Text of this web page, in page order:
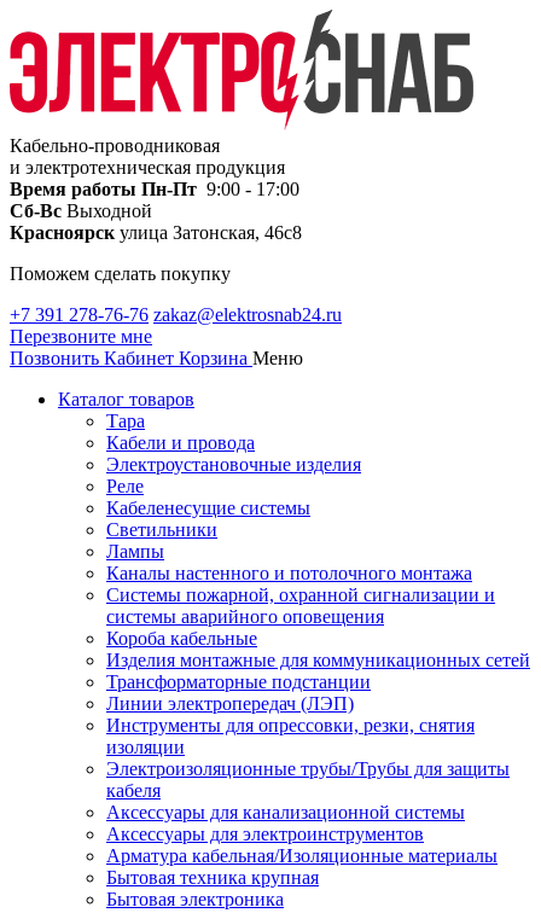
Кабельно-проводниковая
и электротехническая продукция
Время работы Пн-Пт 9:00 - 17:00
Сб-Вс Выходной
Красноярск улица Затонская, 46с8
Поможем сделать покупку
+7 391 278-76-76 zakaz@elektrosnab24.ru
Перезвоните мне
Позвонить Кабинет Корзина Меню
Каталог товаров
Тара
Кабели и провода
Электроустановочные изделия
Реле
Кабеленесущие системы
Светильники
Лампы
Каналы настенного и потолочного монтажа
Системы пожарной, охранной сигнализации и
системы аварийного оповещения
Короба кабельные
Изделия монтажные для коммуникационных сетей
Трансформаторные подстанции
Линии электропередач (ЛЭП)
Инструменты для опрессовки, резки, снятия
изоляции
Электроизоляционные трубы/Трубы для защиты
кабеля
Аксессуары для канализационной системы
Аксессуары для электроинструментов
Арматура кабельная/Изоляционные материалы
Бытовая техника крупная
Бытовая электроника